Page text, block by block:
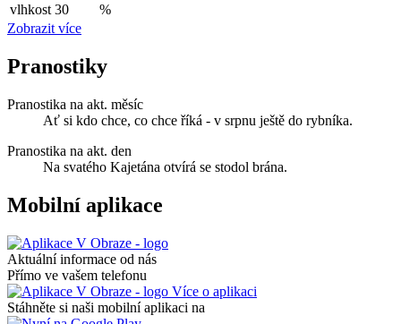
vlhkost 30
%
Zobrazit více
Pranostiky
Pranostika na akt. měsíc
Ať si kdo chce, co chce říká - v srpnu ještě do rybníka.
Pranostika na akt. den
Na svatého Kajetána otvírá se stodol brána.
Mobilní aplikace
Aktuální informace od nás
Přímo ve vašem telefonu
Více o aplikaci
Stáhněte si naši mobilní aplikaci na